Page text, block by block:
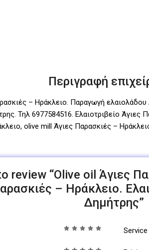
Περιγραφή
– Ηράκλειο. Παραγωγή
Τηλ 6977584516. Ελαιοτριβείο Άγιες
olive mill Άγιες Παρασκιές –
review “Olive oil Άγιες
– Ηράκλειο.
Δημήτρης”
Service